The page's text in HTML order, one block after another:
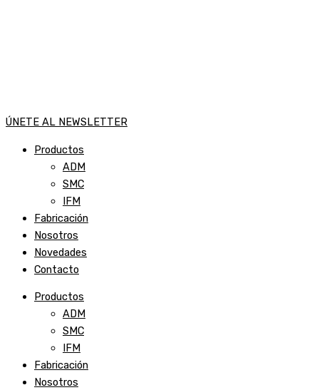
ÚNETE AL NEWSLETTER
Productos
ADM
SMC
IFM
Fabricación
Nosotros
Novedades
Contacto
Productos
ADM
SMC
IFM
Fabricación
Nosotros